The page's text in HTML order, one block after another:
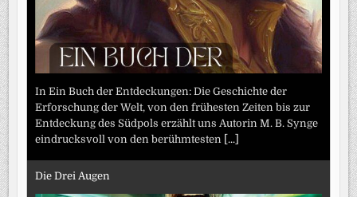
In Ein Buch der Entdeckungen: Die Geschichte der
Erforschung der Welt, von den frühesten Zeiten bis zur
Entdeckung des Südpols erzählt uns Autorin M. B. Synge
eindrucksvoll von den berühmtesten
[...]
Die Drei Augen